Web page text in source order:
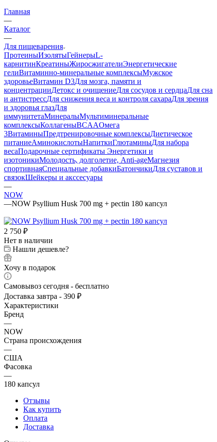
Главная
—
Каталог
—
Для пищеварения
ПротеиныИзолятыГейнерыL-
карнитинКреатиныЖиросжигателиЭнергетические
гелиВитаминно-минеральные комплексыМужское
здоровьеВитамин D3Для мозга, памяти и
концентрацииДетокс и очищениеДля сосудов и сердцаДля сна
и антистрессДля снижения веса и контроля сахараДля зрения
и здоровья глазДля
иммунитетаМинералыМультиминеральные
комплексыКоллагеныBCAAОмега
3ВитаминыПредтренировочные комплексыДиетическое
питаниеАминокислотыНапиткиГлютаминыДля набора
весаПодарочные сертификаты Энергетики и
изотоникиМолодость, долголетие, Anti-ageМагнезия
спортивнаяСпециальные добавкиБатончикиДля суставов и
связокШейкеры и акссесуары
—
NOW
—NOW Psyllium Husk 700 mg + pectin 180 капсул
2 750 ₽
Нет в наличии
Нашли дешевле?
Хочу в подарок
Самовывоз сегодня - бесплатно
Доставка завтра - 390 ₽
Характеристики
Бренд
—
NOW
Страна происхождения
—
США
Фасовка
—
180 капсул
Отзывы
Как купить
Оплата
Доставка